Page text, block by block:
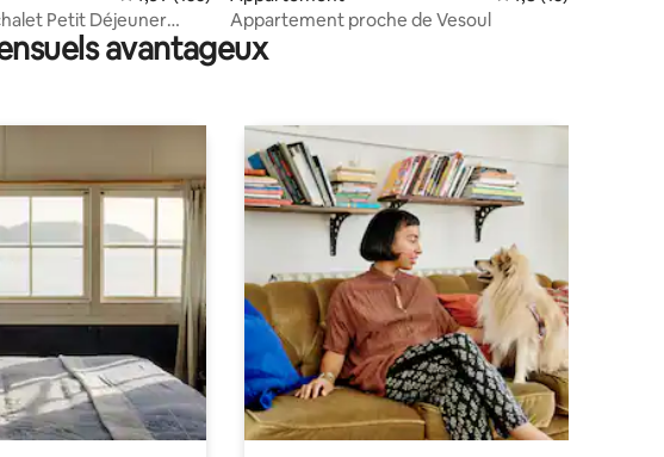
Appartement proche de Vesoul
avantageux